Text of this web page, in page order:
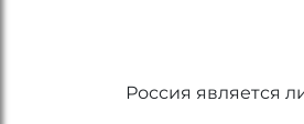
Россия является